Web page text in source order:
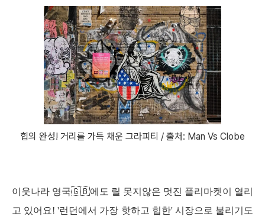
힙의 완성! 거리를 가득 채운 그라피티 / 출처: Man Vs Clobe
이웃나라 영국🇬🇧에도 릴 못지않은 멋진 플리마켓이 열리
고 있어요! '런던에서 가장 핫하고 힙한' 시장으로 불리기도